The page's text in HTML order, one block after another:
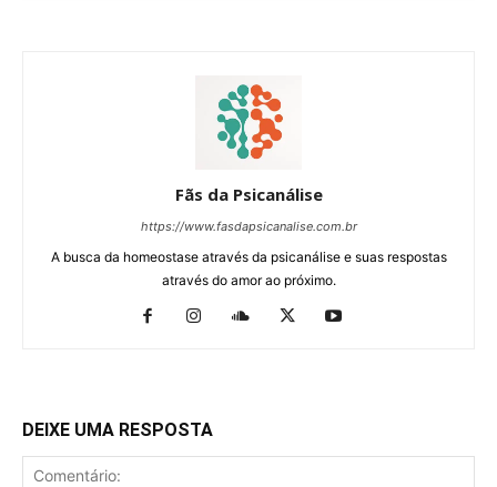
Fãs da Psicanálise
https://www.fasdapsicanalise.com.br
A busca da homeostase através da psicanálise e suas respostas
através do amor ao próximo.
DEIXE UMA RESPOSTA